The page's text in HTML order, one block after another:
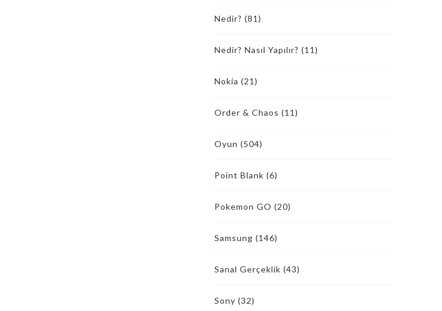
Nedir? (81)
Nedir? Nasıl Yapılır? (11)
Nokia (21)
Order & Chaos (11)
Oyun (504)
Point Blank (6)
Pokemon GO (20)
Samsung (146)
Sanal Gerçeklik (43)
Sony (32)